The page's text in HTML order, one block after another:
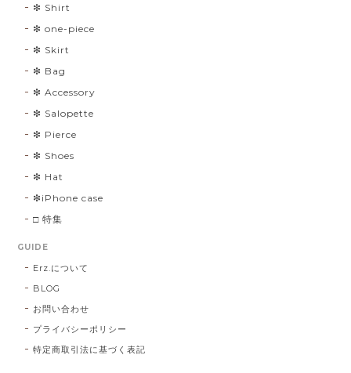
❇︎ Shirt
❇︎ one-piece
❇︎ Skirt
❇︎ Bag
❇︎ Accessory
❇︎ Salopette
❇︎ Pierce
❇︎ Shoes
❇︎ Hat
❇︎iPhone case
□ 特集
GUIDE
Erz.について
BLOG
お問い合わせ
プライバシーポリシー
特定商取引法に基づく表記